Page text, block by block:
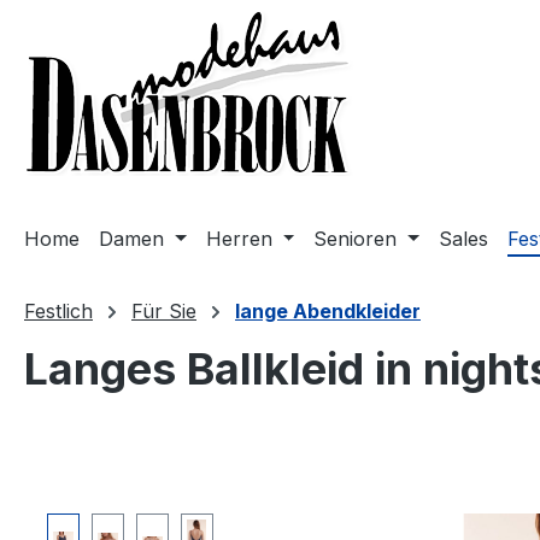
Hauptinhalt springen
Zur Hauptnavigation springen
Home Damen Herren Senioren Sales
Festlich Für Sie lange Abendkleider
Langes Ballkleid in
Bildergalerie überspringen